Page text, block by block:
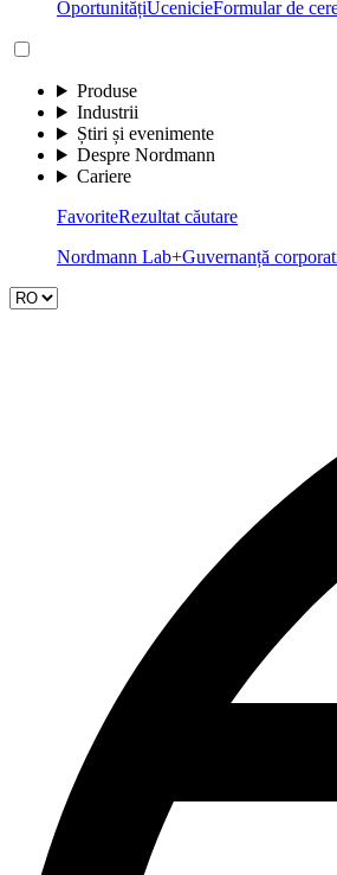
OportunitățiUcenicieFormular de
Produse
Industrii
Știri și evenimente
Despre Nordmann
Cariere
FavoriteRezultat căutare
Nordmann Lab+Guvernanță